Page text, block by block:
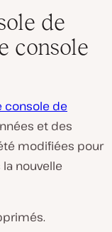
de
console
console de
et des
modifiées pour
nouvelle